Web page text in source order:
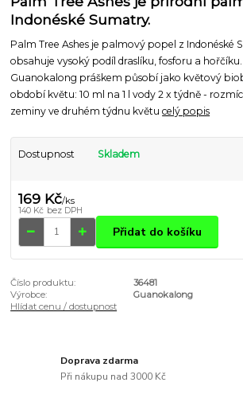
Indonéské Sumatry.
Palm Tree Ashes je palmový popel z Indonéské
obsahuje vysoký podíl draslíku, fosforu a
Guanokalong práškem působí jako květový
období květu: 10 ml na 1 l vody 2 x týdně -
zeminy ve druhém týdnu květucelý popis
Dostupnost Skladem
169 Kč/ks
140 Kč bez DPH
Přidat do košíku
Číslo produktu:
36481
Výrobce:
Guanokalong
Hlídat cenu / dostupnost
Doprava zdarma
Při nákupu nad 3000 Kč